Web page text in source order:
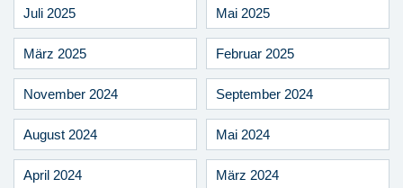
Juli 2025 Mai 2025
März 2025 Februar 2025
November 2024 September 2024
August 2024 Mai 2024
April 2024 März 2024